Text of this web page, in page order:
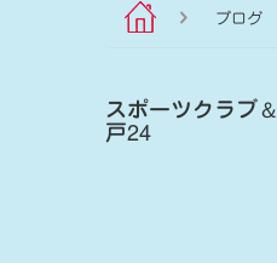
ブログ
スポーツクラブ＆
戸24